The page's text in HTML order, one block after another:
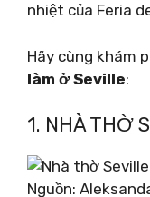
nhiệt của Feria
Hãy cùng khám
làm ở Seville:
1. NHÀ THỜ
Nguồn: